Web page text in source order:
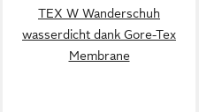
TEX W Wanderschuh
wasserdicht dank Gore-Tex
Membrane